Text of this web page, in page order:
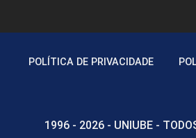
POLÍTICA DE PRIVACIDADE
1996 - 2026 - UNIUBE -